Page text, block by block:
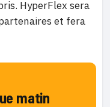
HyperFlex sera
et fera
matin